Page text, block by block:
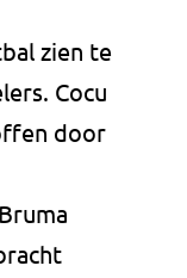
zien te
Cocu
door